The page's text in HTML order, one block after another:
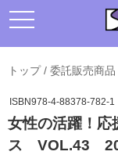
トップ/ 委託販売商品
ISBN978-4-88378-782-1
女性の活躍！
ス VOL.43